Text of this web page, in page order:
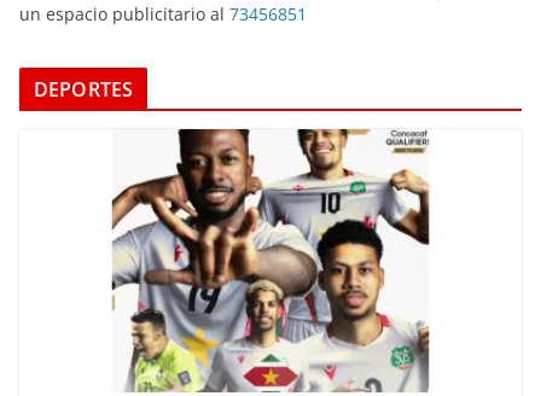
un espacio publicitario al 73456851
DEPORTES